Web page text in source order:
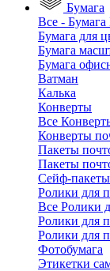
Бумага
Все - Бумага
Бумага для
Бумага
Бумага
Ватман
Калька
Конверты
Все
Конверты
Пакеты
Пакеты
Сейф-пакеты
Ролики для
Все Ролики
Ролики для
Ролики для
Фотобумага
Этикетки